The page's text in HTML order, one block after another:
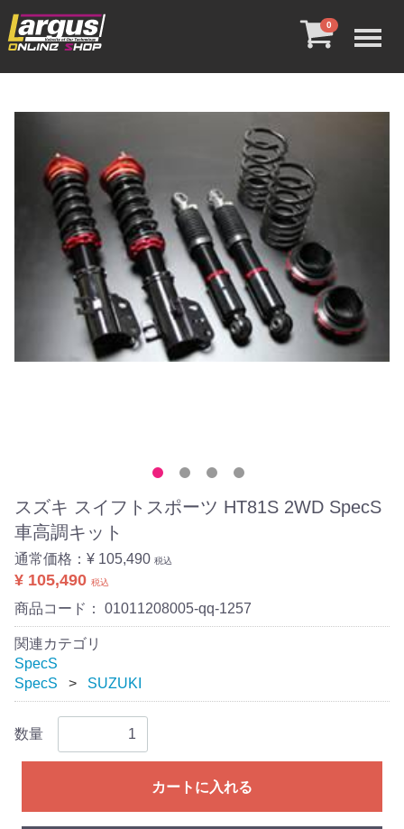
0
スズキ スイフトスポーツ HT81S 2WD SpecS
車高調キット
通常価格： ¥ 105,490 税込
¥ 105,490 税込
商品コード： 01011208005-qq-1257
関連カテゴリ
SpecS
SpecS
SUZUKI
数量
カートに入れる